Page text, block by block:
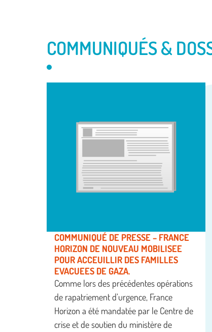
COMMUNIQUÉS &
COMMUNIQUÉ DE PRESSE – ​FRANCE
HORIZON DE NOUVEAU MOBILISEE
POUR ACCEUILLIR DES FAMILLES
EVACUEES DE GAZA.
Comme lors des précédentes opérations
de rapatriement d’urgence, France
Horizon a été mandatée par le Centre de
crise et de soutien du ministère de